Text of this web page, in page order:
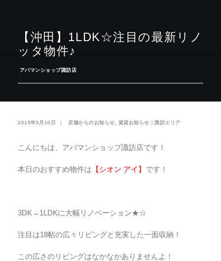
【沖田】1LDK☆注目の最新リノ
ッタ物件♪
アパマンショップ諏訪店
2019年5月10日 | 店舗からのお知らせ 賃貸お知らせ｜諏訪エリア
こんにちは、アパマンショップ諏訪店です！
本日のおすすめ物件は 【シオン アイ】 です！
3DK→1LDKに大幅リノベーション★☆
注目は18帖の広々リビングと充実した一面収納！
この広さのリビングはなかなかありませんよ！